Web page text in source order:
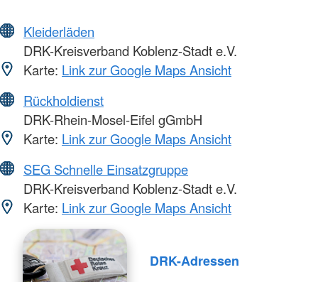
Kleiderläden
DRK-Kreisverband Koblenz-Stadt e.V.
Karte: Link zur Google Maps Ansicht
Rückholdienst
DRK-Rhein-Mosel-Eifel gGmbH
Karte: Link zur Google Maps Ansicht
SEG Schnelle Einsatzgruppe
DRK-Kreisverband Koblenz-Stadt e.V.
Karte: Link zur Google Maps Ansicht
DRK-Adressen